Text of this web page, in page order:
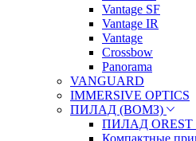
Vantage SF
Vantage IR
Vantage
Crossbow
Panorama
VANGUARD
IMMERSIVE OPTICS
ПИЛАД (ВОМЗ)
ПИЛАД OREST
Компактные